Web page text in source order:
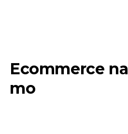
Ecommerce
mo